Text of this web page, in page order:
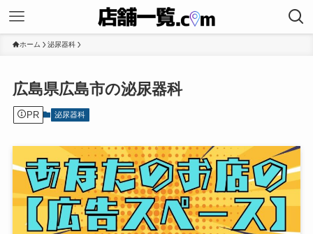
ホーム 泌尿器科
広島県広島市の泌尿器科
PR 泌尿器科